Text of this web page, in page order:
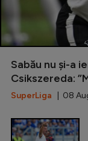
Sabău nu și-a
Csikszereda:
SuperLiga | 08